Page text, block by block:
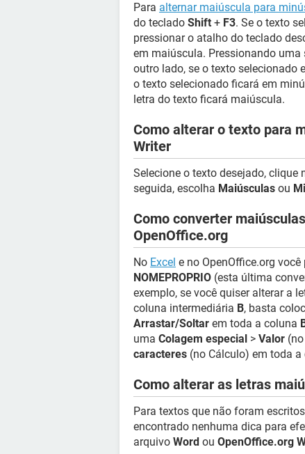
Para alternar maiúscula para
do teclado Shift + F3. Se o texto
pressionar o atalho do teclado
em maiúscula. Pressionando
outro lado, se o texto selecionado
o texto selecionado ficará em
letra do texto ficará maiúscula.
Como alterar o texto para
Writer
Selecione o texto desejado, clique
seguida, escolha Maiúsculas ou
Como converter
OpenOffice.org
No Excel e no OpenOffice.org
NOMEPROPRIO (esta última
exemplo, se você quiser alterar a
coluna intermediária B, basta
Arrastar/Soltar em toda a coluna
uma Colagem especial > Valor
caracteres (no Cálculo) em toda a
Como alterar as letras
Para textos que não foram
encontrado nenhuma dica para
arquivo Word ou OpenOffice.org